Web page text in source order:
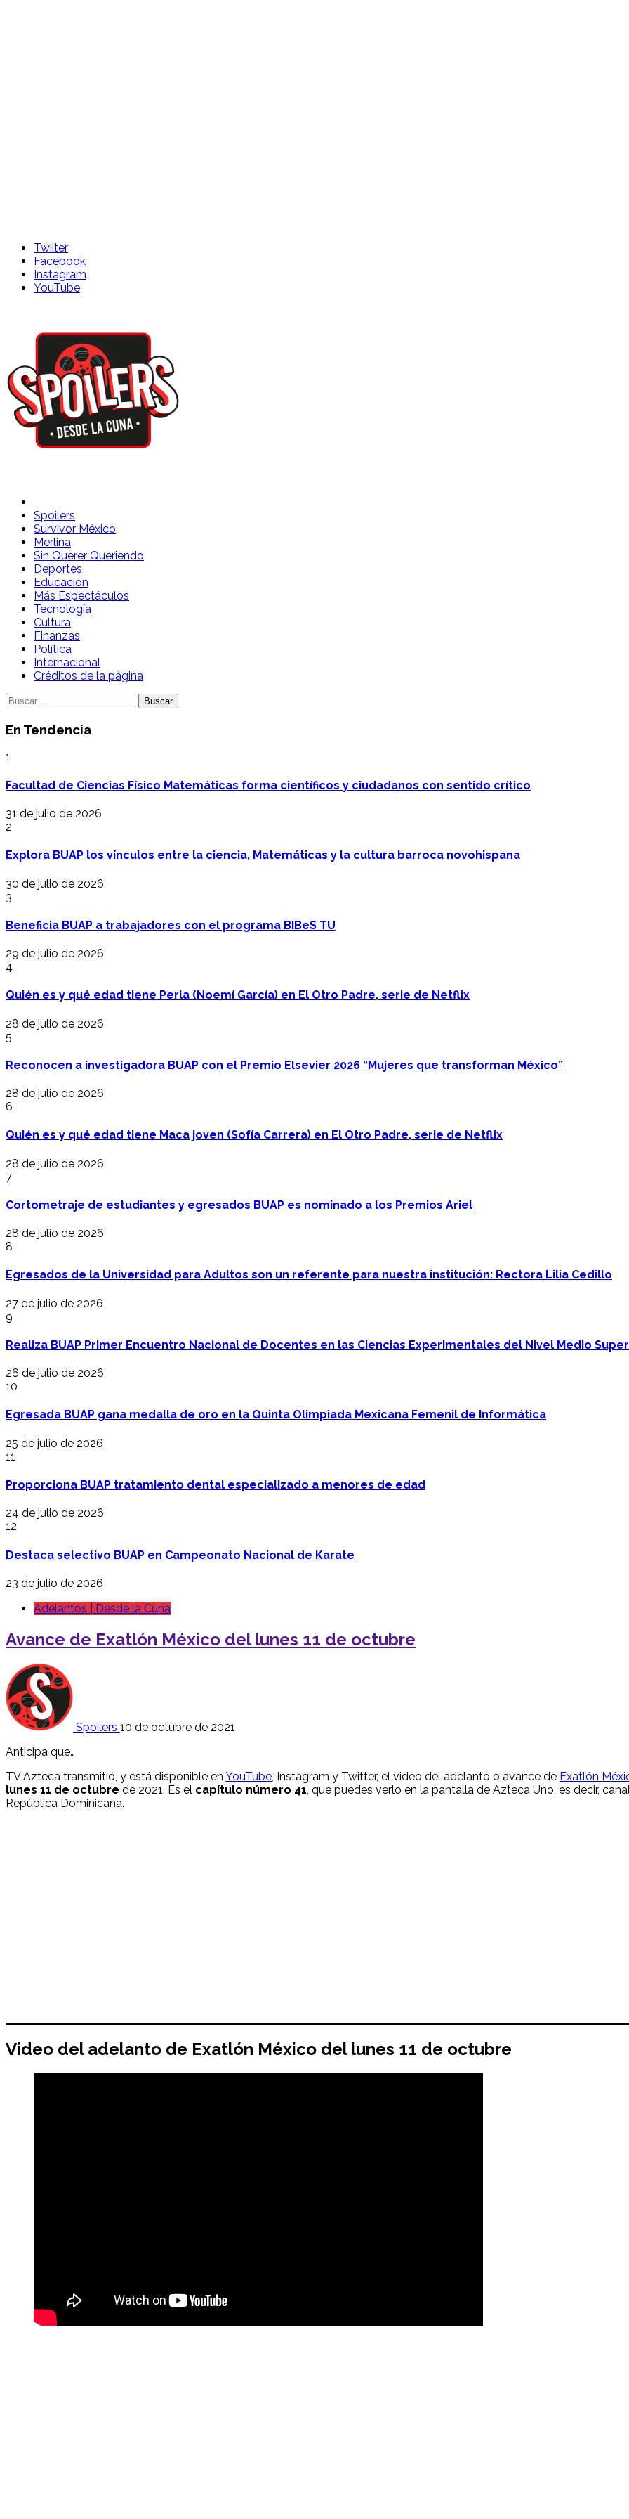
Twiiter
Facebook
Instagram
YouTube
Spoilers Desde la Cuna
Sitio con información sobre series, película, reality shows y telenovelas
Spoilers
Survivor México
Merlina
Sin Querer Queriendo
Deportes
Educación
Más Espectáculos
Tecnología
Cultura
Finanzas
Política
Internacional
Créditos de la página
Buscar:
En Tendencia
1
Facultad de Ciencias Físico Matemáticas forma científicos y ciudadanos con sentido crítico
31 de julio de 2026
2
Explora BUAP los vínculos entre la ciencia, Matemáticas y la cultura barroca novohispana
30 de julio de 2026
3
Beneficia BUAP a trabajadores con el programa BIBeS TU
29 de julio de 2026
4
Quién es y qué edad tiene Perla (Noemí García) en El Otro Padre, serie de Netflix
28 de julio de 2026
5
Reconocen a investigadora BUAP con el Premio Elsevier 2026 “Mujeres que transforman México”
28 de julio de 2026
6
Quién es y qué edad tiene Maca joven (Sofía Carrera) en El Otro Padre, serie de Netflix
28 de julio de 2026
7
Cortometraje de estudiantes y egresados BUAP es nominado a los Premios Ariel
28 de julio de 2026
8
Egresados de la Universidad para Adultos son un referente para nuestra institución: Rectora Lilia Cedillo
27 de julio de 2026
9
Realiza BUAP Primer Encuentro Nacional de Docentes en las Ciencias Experimentales del Nivel Medio
26 de julio de 2026
10
Egresada BUAP gana medalla de oro en la Quinta Olimpiada Mexicana Femenil de Informática
25 de julio de 2026
11
Proporciona BUAP tratamiento dental especializado a menores de edad
24 de julio de 2026
12
Destaca selectivo BUAP en Campeonato Nacional de Karate
23 de julio de 2026
Adelantos | Desde la Cuna
Avance de Exatlón México del lunes 11 de octubre
Spoilers 10 de octubre de 2021
Anticipa que…
TV Azteca transmitió, y está disponible en YouTube , Instagram y Twitter, el video del adelanto o avance de Exatlón
lunes 11 de octubre de 2021. Es el capítulo número 41 , que puedes verlo en la pantalla de Azteca Uno, es decir,
República Dominicana.
Video del adelanto de Exatlón México dellunes 11 de octubre